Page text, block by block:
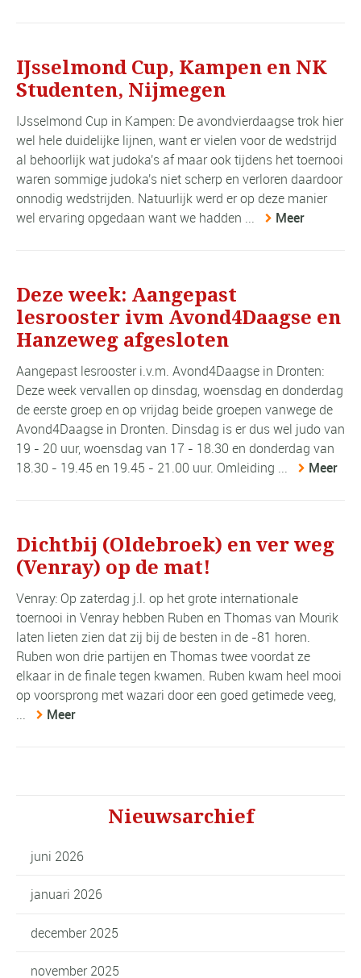
IJsselmond Cup, Kampen en NK
Studenten, Nijmegen
IJsselmond Cup in Kampen: De avondvierdaagse trok hier
wel hele duidelijke lijnen, want er vielen voor de wedstrijd
al behoorlijk wat judoka's af maar ook tijdens het toernooi
waren sommige judoka's niet scherp en verloren daardoor
onnodig wedstrijden. Natuurlijk werd er op deze manier
wel ervaring opgedaan want we hadden ...
Meer
Deze week: Aangepast
lesrooster ivm Avond4Daagse en
Hanzeweg afgesloten
Aangepast lesrooster i.v.m. Avond4Daagse in Dronten:
Deze week vervallen op dinsdag, woensdag en donderdag
de eerste groep en op vrijdag beide groepen vanwege de
Avond4Daagse in Dronten. Dinsdag is er dus wel judo van
19 - 20 uur, woensdag van 17 - 18.30 en donderdag van
18.30 - 19.45 en 19.45 - 21.00 uur. Omleiding ...
Meer
Dichtbij (Oldebroek) en ver weg
(Venray) op de mat!
Venray: Op zaterdag j.l. op het grote internationale
toernooi in Venray hebben Ruben en Thomas van Mourik
laten lieten zien dat zij bij de besten in de -81 horen.
Ruben won drie partijen en Thomas twee voordat ze
elkaar in de finale tegen kwamen. Ruben kwam heel mooi
op voorsprong met wazari door een goed getimede veeg,
...
Meer
Nieuwsarchief
juni 2026
januari 2026
december 2025
november 2025